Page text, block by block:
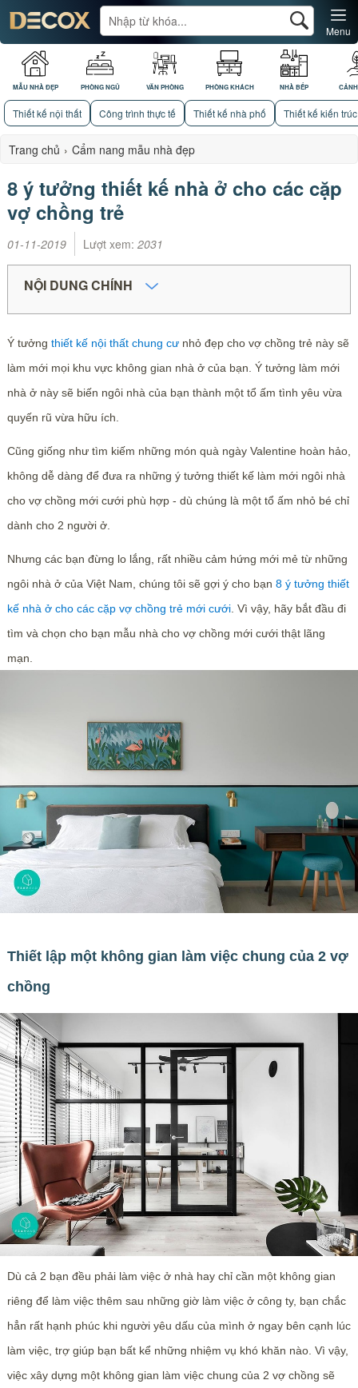
MẪU NHÀ ĐẸP PHÒNG NGỦ VĂN PHÒNG PHÒNG KHÁCH NHÀ BẾP
Menu
Thiết kế nội thất Công trình thực tế Thiết kế nhà phố Thiết kế kiến trúc
Trang chủ › Cẩm nang mẫu nhà đẹp
8 ý tưởng thiết kế nhà ở cho các cặp
vợ chồng trẻ
01-11-2019 Lượt xem: 2031
NỘI DUNG CHÍNH
Ý tưởng thiết kế nội thất chung cưnhỏ đẹp cho vợ chồng trẻ này sẽ
làm mới mọi khu vực không gian nhà ở của bạn. Ý tưởng làm mới
nhà ở này sẽ biến ngôi nhà của bạn thành một tổ ấm tình yêu vừa
quyến rũ vừa hữu ích.
Cũng giống như tìm kiếm những món quà ngày Valentine hoàn hảo,
không dễ dàng để đưa ra những ý tưởng thiết kế làm mới ngôi nhà
cho vợ chồng mới cưới phù hợp - dù chúng là một tổ ấm nhỏ bé chỉ
dành cho 2 người ở.
Nhưng các bạn đừng lo lắng, rất nhiều cảm hứng mới mẻ từ những
ngôi nhà ở của Việt Nam, chúng tôi sẽ gợi ý cho bạn 8 ý tưởng thiết
kế nhà ở cho các cặp vợ chồng trẻmới cưới. Vì vậy, hãy bắt đầu đi
tìm và chọn cho bạn mẫu nhà cho vợ chồng mới cưới thật lãng
mạn.
Thiết lập một không gian làm việc chung của 2 vợ
chồng
Dù cả 2 bạn đều phải làm việc ở nhà hay chỉ cần một không gian
riêng để làm việc thêm sau những giờ làm việc ở công ty, bạn chắc
hẳn rất hạnh phúc khi người yêu dấu của mình ở ngay bên cạnh lúc
làm việc, trợ giúp bạn bất kể những nhiệm vụ khó khăn nào. Vì vậy,
việc xây dựng một không gian làm việc chung của 2 vợ chồng sẽ